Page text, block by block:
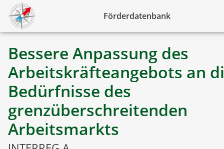
Förderdatenbank
Bessere Anpassung des
Arbeitskräfteangebots an
Bedürfnisse des
grenzüberschreitenden
Arbeitsmarkts